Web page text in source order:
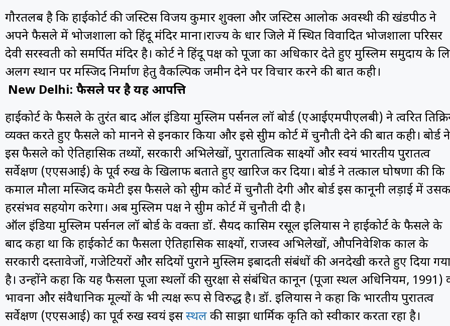
गौरतलब है कि हाईकोर्ट की जस्टिस विजय कुमार शुक्ला और जस्टिस आलोक अवस्थी की खंडपीठ ने
अपने फैसले में भोजशाला को हिंदू मंदिर माना।राज्य के धार जिले में स्थित विवादित भोजशाला परिसर
देवी सरस्वती को समर्पित मंदिर है। कोर्ट ने हिंदू पक्ष को पूजा का अधिकार देते हुए मुस्लिम समुदाय के
अलग स्थान पर मस्जिद निर्माण हेतु वैकल्पिक जमीन देने पर विचार करने की बात कही।
New Delhi: फैसले पर है यह आपत्ति
हाईकोर्ट के फैसले के तुरंत बाद ऑल इंडिया मुस्लिम पर्सनल लॉ बोर्ड (एआईएमपीएलबी) ने त्वरित
व्यक्त करते हुए फैसले को मानने से इनकार किया और इसे सुप्रीम कोर्ट में चुनौती देने की बात कही। बोर्ड ने
इस फैसले को ऐतिहासिक तथ्यों, सरकारी अभिलेखों, पुरातात्विक साक्ष्यों और स्वयं भारतीय पुरातत्व
सर्वेक्षण (एएसआई) के पूर्व रुख के खिलाफ बताते हुए खारिज कर दिया। बोर्ड ने तत्काल घोषणा की कि
कमाल मौला मस्जिद कमेटी इस फैसले को सुप्रीम कोर्ट में चुनौती देगी और बोर्ड इस कानूनी लड़ाई में
हरसंभव सहयोग करेगा। अब मुस्लिम पक्ष ने सुप्रीम कोर्ट में चुनौती दी है।
ऑल इंडिया मुस्लिम पर्सनल लॉ बोर्ड के प्रवक्ता डॉ. सैयद कासिम रसूल इलियास ने हाईकोर्ट के फैसले के
बाद कहा था कि हाईकोर्ट का फैसला ऐतिहासिक साक्ष्यों, राजस्व अभिलेखों, औपनिवेशिक काल के
सरकारी दस्तावेजों, गजेटियरों और सदियों पुराने मुस्लिम इबादती संबंधों की अनदेखी करते हुए दिया
है। उन्होंने कहा कि यह फैसला पूजा स्थलों की सुरक्षा से संबंधित कानून (पूजा स्थल अधिनियम, 1991)
भावना और संवैधानिक मूल्यों के भी प्रत्यक्ष रूप से विरुद्ध है। डॉ. इलियास ने कहा कि भारतीय पुरातत्व
सर्वेक्षण (एएसआई) का पूर्व रुख स्वयं इसस्थलकी साझा धार्मिक प्रकृति को स्वीकार करता रहा है।